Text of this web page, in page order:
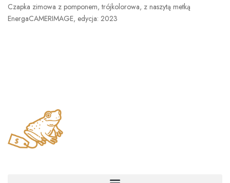
Czapka zimowa z pomponem, trójkolorowa, z naszytą metką
EnergaCAMERIMAGE, edycja: 2023